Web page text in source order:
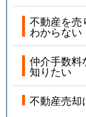
不動産を売
わからない
仲介手数料
知りたい
不動産売却